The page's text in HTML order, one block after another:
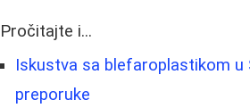
Pročitajte i...
Iskustva sa blefaroplastikom u
preporuke